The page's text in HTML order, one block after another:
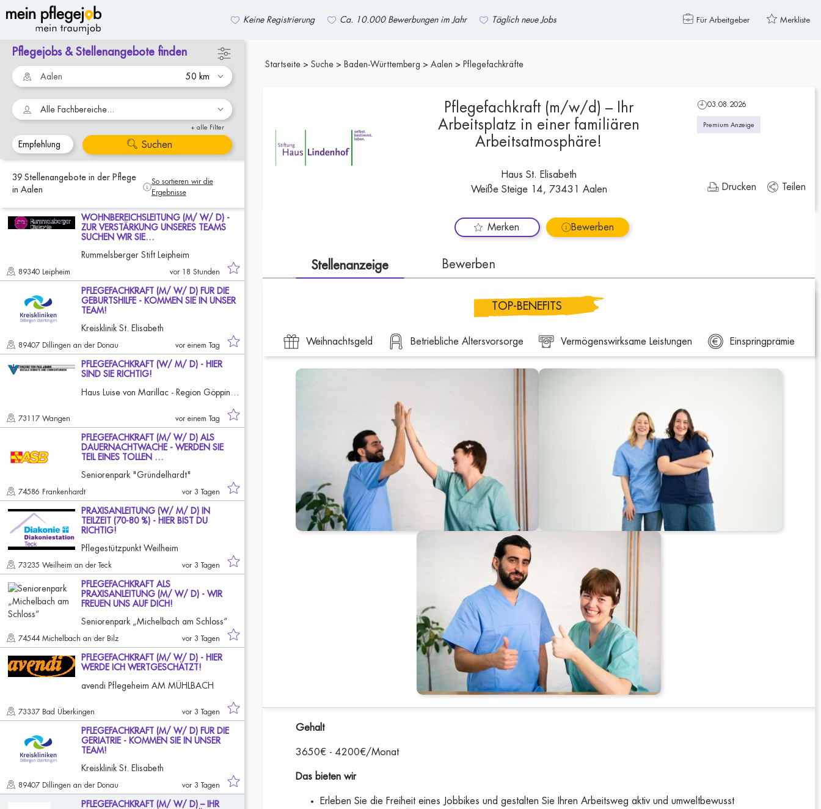
Keine Registrierung Ca. 10.000 Bewerbungen im Jahr Täglich neue Jobs Für Arbeitgeber Merkliste
zurück zur Suche
Pflegejobs & Stellenangebote finden
Alle Fachbereiche...
+ alle Filter
Suchen
39 Stellenangebote in der Pflege
in Aalen
So sortieren wir die
Ergebnisse
WOHNBEREICHSLEITUNG (M/ W/ D) -
ZUR VERSTÄRKUNG UNSERES TEAMS
SUCHEN WIR SIE…
Rummelsberger Stift Leipheim
89340 Leipheim vor 18 Stunden
PFLEGEFACHKRAFT (M/ W/ D) FÜR DIE
GEBURTSHILFE - KOMMEN SIE IN UNSER
TEAM!
Kreisklinik St. Elisabeth
89407 Dillingen an der Donau vor einem Tag
PFLEGEFACHKRAFT (W/ M/ D) - HIER
SIND SIE RICHTIG!
73117 Wangen vor einem Tag
PFLEGEFACHKRAFT (M/ W/ D) ALS
DAUERNACHTWACHE - WERDEN SIE
TEIL EINES TOLLEN …
Seniorenpark "Gründelhardt"
74586 Frankenhardt vor 3 Tagen
PRAXISANLEITUNG (W/ M/ D) IN
TEILZEIT (70-80 %) - HIER BIST DU
RICHTIG!
Pflegestützpunkt Weilheim
73235 Weilheim an der Teck vor 3 Tagen
PFLEGEFACHKRAFT ALS
PRAXISANLEITUNG (M/ W/ D) - WIR
FREUEN UNS AUF DICH!
Seniorenpark „Michelbach am Schloss“
74544 Michelbach an der Bilz vor 3 Tagen
PFLEGEFACHKRAFT (M/ W/ D) - HIER
WERDE ICH WERTGESCHÄTZT!
avendi Pflegeheim AM MÜHLBACH
73337 Bad Überkingen vor 3 Tagen
PFLEGEFACHKRAFT (M/ W/ D) FÜR DIE
GERIATRIE - KOMMEN SIE IN UNSER
TEAM!
Kreisklinik St. Elisabeth
89407 Dillingen an der Donau vor 3 Tagen
PFLEGEFACHKRAFT (M/ W/ D) – IHR
Startseite Suche Baden-Württemberg Aalen Pflegefachkräfte
Pflegefachkraft (m/w/d) – Ihr
Arbeitsplatz in einer familiären
Arbeitsatmosphäre!
Haus St. Elisabeth
Weiße Steige 14, 73431 Aalen
03.08.2026
Premium Anzeige
Drucken Teilen
Merken Bewerben
Stellenanzeige Bewerben
TOP-BENEFITS
Weihnachtsgeld Betriebliche Altersvorsorge Vermögenswirksame Leistungen Einspringprämie
Gehalt
3650€ - 4200€/Monat
Das bieten wir
Erleben Sie die Freiheit eines Jobbikes und gestalten Sie Ihren Arbeitsweg aktiv und umweltbewusst